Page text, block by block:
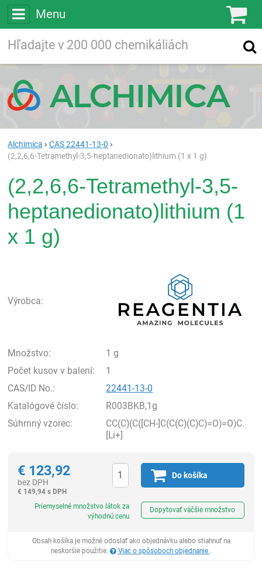
Menu
Vyhľadávanie
Alchimica
CAS 22441-13-0
(2,2,6,6-Tetramethyl-3,5-heptanedionato)lithium (1 x 1 g)
(2,2,6,6-Tetramethyl-3,5-
heptanedionato)lithium (1
x 1 g)
Výrobca:
Množstvo:
1 g
Počet kusov v balení:
1
CAS/ID No.:
22441-13-0
Katalógové číslo:
R003BKB,1g
Súhrnný vzorec:
CC(C)(C([CH-]C(C(C)(C)C)=O)=O)C.
[Li+]
€ 123,92
bez DPH
€ 149,94 s DPH
Do košíka
Priemyselné množstvo látok za
výhodnú cenu
Dopytovať väčšie množstvo
Obsah košíka je možné odoslať ako objednávku alebo stiahnuť na
neskoršie použitie.
Viac o spôsoboch objednanie .